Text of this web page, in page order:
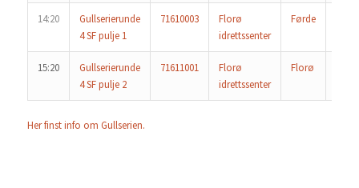
14:20
Gullserierunde
4 SF pulje 1
71610003
Florø
idrettssenter
Førde
15:20
Gullserierunde
4 SF pulje 2
71611001
Florø
idrettssenter
Florø
Her finst info om Gullserien.